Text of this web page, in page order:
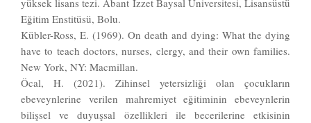
yüksek lisans tezi. Abant İzzet Baysal Üniversitesi, Lisansüstü
Eğitim Enstitüsü, Bolu.
Kübler-Ross, E. (1969). On death and dying: What the dying
have to teach doctors, nurses, clergy, and their own families.
New York, NY: Macmillan.
Öcal, H. (2021). Zihinsel yetersizliği olan çocukların
ebeveynlerine verilen mahremiyet eğitiminin ebeveynlerin
bilişsel ve duyuşsal özellikleri ile becerilerine etkisinin